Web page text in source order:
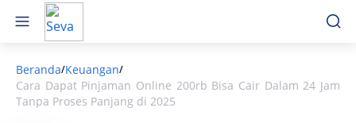
Beranda/Keuangan/
Cara Dapat Pinjaman Online 200rb Bisa Cair Dalam 24 Jam
Tanpa Proses Panjang di 2025